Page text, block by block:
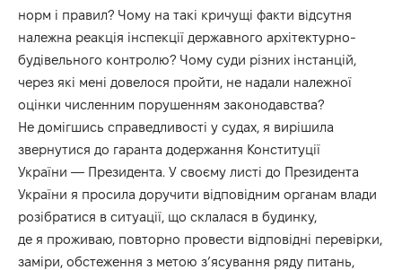
норм і правил? Чому на такі кричущі факти відсутня
належна реакція інспекції державного архітектурно-
будівельного контролю? Чому суди різних інстанцій,
через які мені довелося пройти, не надали належної
оцінки численним порушенням законодавства?
Не домігшись справедливості у судах, я вирішила
звернутися до гаранта додержання Конституції
України — Президента. У своєму листі до Президента
України я просила доручити відповідним органам влади
розібратися в ситуації, що склалася в будинку,
де я проживаю, повторно провести відповідні перевірки,
заміри, обстеження з метою з’ясування ряду питань,